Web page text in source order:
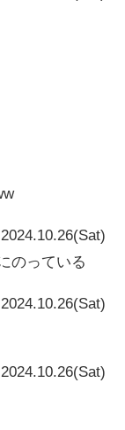
2024.10.26(Sat)
のっている
2024.10.26(Sat)
2024.10.26(Sat)